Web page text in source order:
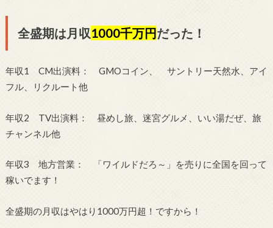
全盛期は月収1000千万円だった！
年収1 CM出演料： GMOコイン、 サントリー天然水、アイ
フル、リクルート他
年収2 TV出演料： 昼めし旅、迷宮グルメ、いい湯だぜ、旅
チャンネル他
年収3 地方営業： 「ワイルドだろ～」を売りに全国を回って
稼いでます！
全盛期の月収はやはり1000万円超！ですから！